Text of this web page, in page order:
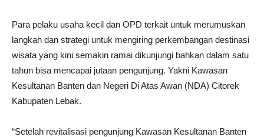
Para pelaku usaha kecil dan OPD terkait untuk merumuskan
langkah dan strategi untuk mengiring perkembangan destinasi
wisata yang kini semakin ramai dikunjungi bahkan dalam satu
tahun bisa mencapai jutaan pengunjung. Yakni Kawasan
Kesultanan Banten dan Negeri Di Atas Awan (NDA) Citorek
Kabupaten Lebak.
“Setelah revitalisasi pengunjung Kawasan Kesultanan Banten